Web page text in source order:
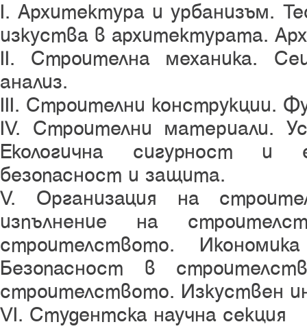
I. Архитектура и урбанизъм.
изкуства в архитектурата.
II. Строителна механика.
анализ.
III. Строителни конструкции.
IV. Строителни материали.
Екологична сигурност и
безопасност и защита.
V. Организация на
изпълнение на
строителството.
Безопасност в
строителството. Изкуствен
VI. Студентска научна секция